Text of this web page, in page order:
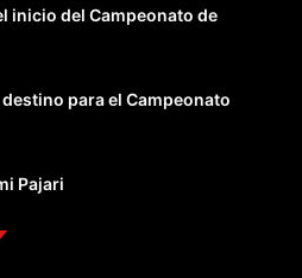
inicio del Campeonato de
para el Campeonato
Pajari